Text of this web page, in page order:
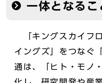
一体となるこ
「キングスカイフ
イングズ」をつなぐ
通は、「ヒト・モノ